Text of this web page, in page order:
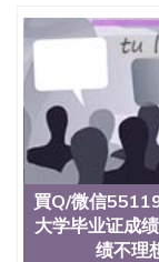
買Q/微信
大学毕业证成
绩不理